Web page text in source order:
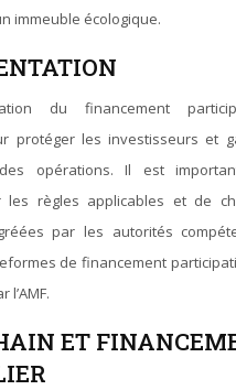
immeuble écologique.
du financement
protéger les investisseurs et
opérations. Il est
les règles applicables et de
par les autorités
de financement
l’AMF.
ET